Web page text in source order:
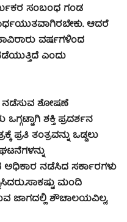
ಸಂಬಂಧ ಗಂಡ
ಆದರೆ
ವರ್ಷಗಳಿಂದ
ಎಂದು
ನಡೆಸುವ ಶೋಷಣೆ
ಶಕ್ತಿ ಪ್ರದರ್ಶನ
ಪ್ರತಿ ತಂತ್ರವನ್ನು ಒಡ್ಡಲು
ಅಧಿಕಾರ ನಡೆಸಿದ ಸರ್ಕಾರಗಳು
ಸಾಕಷ್ಟು ಮಂದಿ
ಜಾಗದಲ್ಲಿ ಶೌಚಾಲಯವಿಲ್ಲ,